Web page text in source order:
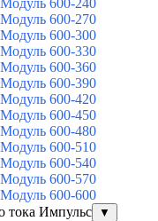
600-240
600-270
600-300
600-330
600-360
600-390
600-420
600-450
600-480
600-510
600-540
600-570
600-600
тока Импульс
▼